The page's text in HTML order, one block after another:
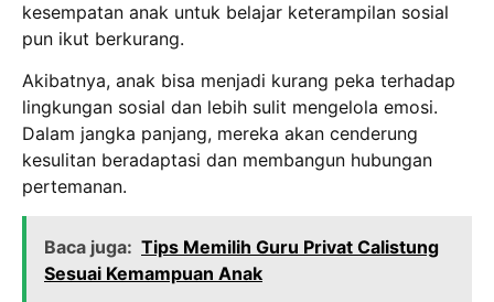
kesempatan anak untuk belajar keterampilan sosial
pun ikut berkurang.
Akibatnya, anak bisa menjadi kurang peka terhadap
lingkungan sosial dan lebih sulit mengelola emosi.
Dalam jangka panjang, mereka akan cenderung
kesulitan beradaptasi dan membangun hubungan
pertemanan.
Baca juga: Tips Memilih Guru Privat Calistung
Sesuai Kemampuan Anak